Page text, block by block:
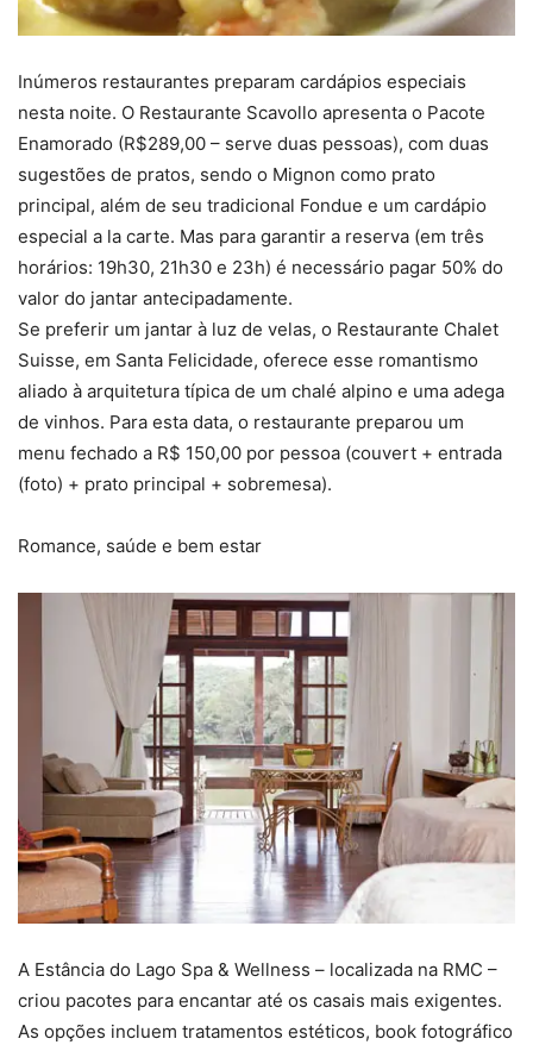
Inúmeros restaurantes preparam cardápios especiais
nesta noite. O Restaurante Scavollo apresenta o Pacote
Enamorado (R$289,00 – serve duas pessoas), com duas
sugestões de pratos, sendo o Mignon como prato
principal, além de seu tradicional Fondue e um cardápio
especial a la carte. Mas para garantir a reserva (em três
horários: 19h30, 21h30 e 23h) é necessário pagar 50% do
valor do jantar antecipadamente.
Se preferir um jantar à luz de velas, o Restaurante Chalet
Suisse, em Santa Felicidade, oferece esse romantismo
aliado à arquitetura típica de um chalé alpino e uma adega
de vinhos. Para esta data, o restaurante preparou um
menu fechado a R$ 150,00 por pessoa (couvert + entrada
(foto) + prato principal + sobremesa).
Romance, saúde e bem estar
A Estância do Lago Spa & Wellness – localizada na RMC –
criou pacotes para encantar até os casais mais exigentes.
As opções incluem tratamentos estéticos, book fotográfico